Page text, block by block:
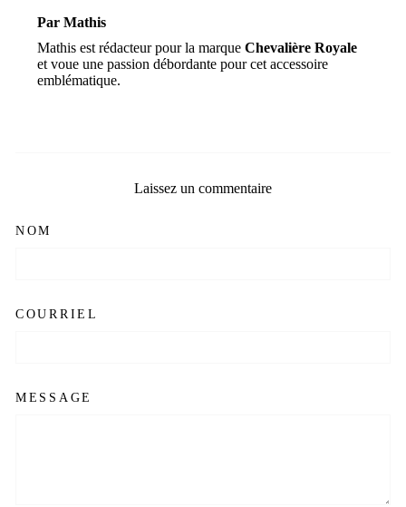
Par Mathis
Mathis est rédacteur pour la marque Chevalière Royale
et voue une passion débordante pour cet accessoire
emblématique.
Laissez un commentaire
NOM
COURRIEL
MESSAGE